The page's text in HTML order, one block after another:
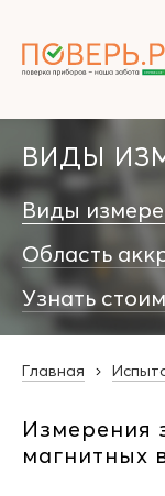
ВИДЫ
Виды
Область
Узнать
Главная
Измерения
магнитных